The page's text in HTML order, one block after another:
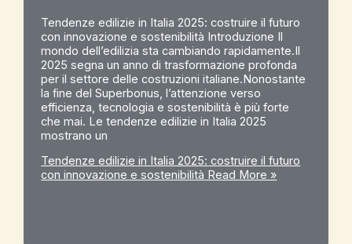
Tendenze edilizie in Italia 2025: costruire il futuro
con innovazione e sostenibilità Introduzione Il
mondo dell’edilizia sta cambiando rapidamente.Il
2025 segna un anno di trasformazione profonda
per il settore delle costruzioni italiane.Nonostante
la fine del Superbonus, l’attenzione verso
efficienza, tecnologia e sostenibilità è più forte
che mai. Le tendenze edilizie in Italia 2025
mostrano un
Tendenze edilizie in Italia 2025: costruire il futuro
con innovazione e sostenibilità Read More »